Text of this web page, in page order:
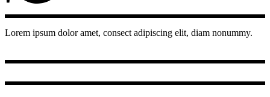
Lorem ipsum dolor amet, consect adipiscing elit, diam nonummy.